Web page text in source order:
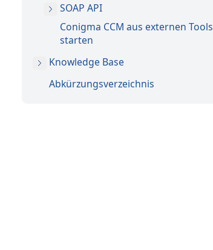
SOAP API
Conigma CCM aus externen Tools
starten
Knowledge Base
Abkürzungsverzeichnis